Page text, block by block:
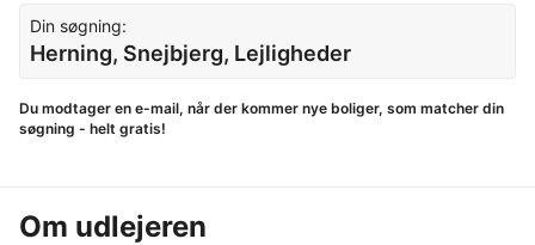
Din søgning:
Herning, Snejbjerg, Lejligheder
Du modtager en e-mail, når der kommer nye boliger, som matcher din
søgning - helt gratis!
Om udlejeren